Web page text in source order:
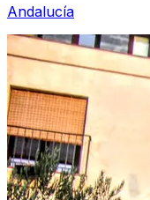
Andalucía